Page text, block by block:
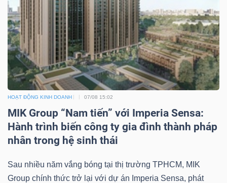
HOẠT ĐỘNG KINH DOANH 07/08 15:02
MIK Group “Nam tiến” với Imperia Sensa:
Hành trình biến công ty gia đình thành pháp
nhân trong hệ sinh thái
Sau nhiều năm vắng bóng tại thị trường TPHCM, MIK
Group chính thức trở lại với dự án Imperia Sensa, phát